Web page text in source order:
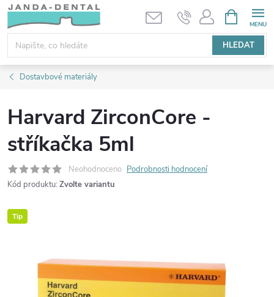
Přejít
obsah
HLEDAT
NÁKUPNÍ
KOŠÍK
Dostavbové materiály
Harvard ZirconCore -
stříkačka 5ml
Neohodnoceno Podrobnosti hodnocení
Kód produktu: Zvolte variantu
Tip